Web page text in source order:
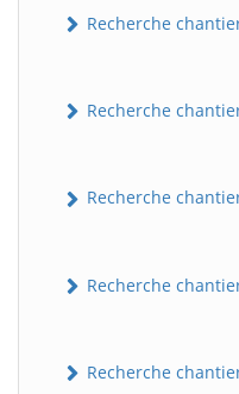
Recherche
Recherche
Recherche
Recherche
Recherche